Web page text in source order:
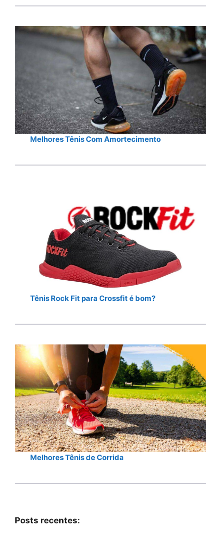
Melhores Tênis Com Amortecimento
Tênis Rock Fit para Crossfit é bom?
Melhores Tênis de Corrida
Posts recentes: